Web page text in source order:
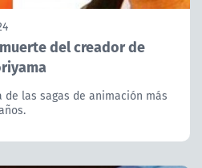
del creador de
de las sagas de animación más